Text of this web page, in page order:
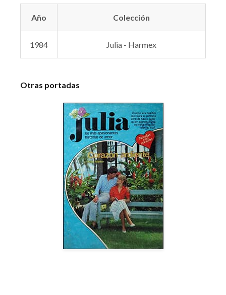
Año Colección
1984 Julia - Harmex
Otras portadas